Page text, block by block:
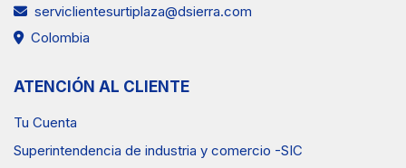
serviclientesurtiplaza@dsierra.com
Colombia
ATENCIÓN AL CLIENTE
Tu Cuenta
Superintendencia de industria y comercio -SIC